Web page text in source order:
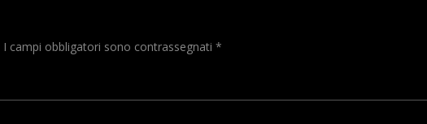
I campi obbligatori sono contrassegnati *